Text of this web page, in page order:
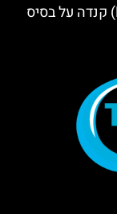
סיורים חינמיים במונטריאול (Montreal) קנדה על בסיס